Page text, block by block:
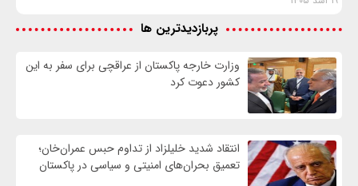
پربازدیدترین ها
وزارت خارجه پاکستان از عراقچی برای سفر به این
کشور دعوت کرد
انتقاد شدید خلیلزاد از تداوم حبس عمران‌خان؛
تعمیق بحران‌های امنیتی و سیاسی در پاکستان